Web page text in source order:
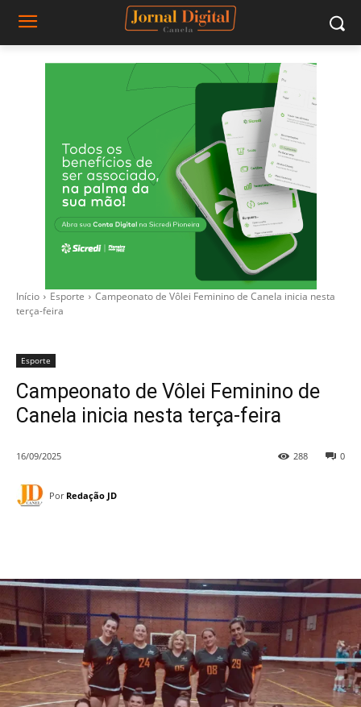
Início Esporte
Campeonato de Vôlei Feminino de Canela inicia nesta
terça-feira
Esporte
Campeonato de Vôlei Feminino de
Canela inicia nesta terça-feira
16/09/2025 0
288
Por Redação JD